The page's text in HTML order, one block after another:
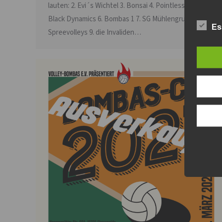
lauten: 2. Evi´s Wichtel 3. Bonsai 4. Pointless 5. Biese
Black Dynamics 6. Bombas 1 7. SG Mühlengrund 8.
Spreevolleys 9. die Invaliden…